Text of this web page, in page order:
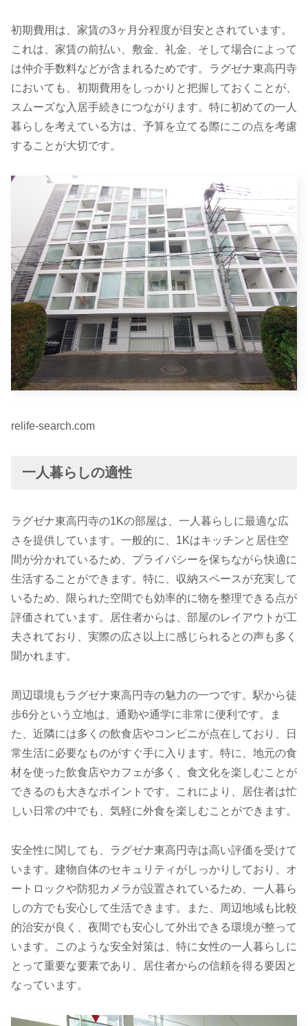
初期費用は、家賃の3ヶ月分程度が目安とされています。
これは、家賃の前払い、敷金、礼金、そして場合によって
は仲介手数料などが含まれるためです。ラグゼナ東高円寺
においても、初期費用をしっかりと把握しておくことが、
スムーズな入居手続きにつながります。特に初めての一人
暮らしを考えている方は、予算を立てる際にこの点を考慮
することが大切です。
relife-search.com
一人暮らしの適性
ラグゼナ東高円寺の1Kの部屋は、一人暮らしに最適な広
さを提供しています。一般的に、1Kはキッチンと居住空
間が分かれているため、プライバシーを保ちながら快適に
生活することができます。特に、収納スペースが充実して
いるため、限られた空間でも効率的に物を整理できる点が
評価されています。居住者からは、部屋のレイアウトが工
夫されており、実際の広さ以上に感じられるとの声も多く
聞かれます。
周辺環境もラグゼナ東高円寺の魅力の一つです。駅から徒
歩6分という立地は、通勤や通学に非常に便利です。ま
た、近隣には多くの飲食店やコンビニが点在しており、日
常生活に必要なものがすぐ手に入ります。特に、地元の食
材を使った飲食店やカフェが多く、食文化を楽しむことが
できるのも大きなポイントです。これにより、居住者は忙
しい日常の中でも、気軽に外食を楽しむことができます。
安全性に関しても、ラグゼナ東高円寺は高い評価を受けて
います。建物自体のセキュリティがしっかりしており、オ
ートロックや防犯カメラが設置されているため、一人暮ら
しの方でも安心して生活できます。また、周辺地域も比較
的治安が良く、夜間でも安心して外出できる環境が整って
います。このような安全対策は、特に女性の一人暮らしに
とって重要な要素であり、居住者からの信頼を得る要因と
なっています。